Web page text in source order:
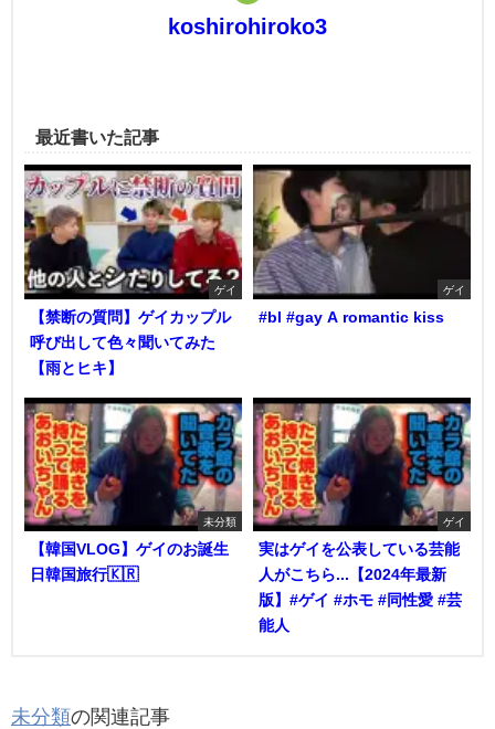
koshirohiroko3
最近書いた記事
ゲイ
【禁断の質問】ゲイカップル
呼び出して色々聞いてみた
【雨とヒキ】
ゲイ
#bl #gay A romantic kiss
未分類
【韓国VLOG】ゲイのお誕生
日韓国旅行🇰🇷
ゲイ
実はゲイを公表している芸能
人がこちら...【2024年最新
版】#ゲイ #ホモ #同性愛 #芸
能人
未分類の関連記事